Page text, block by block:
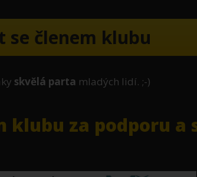
se členem klubu
skvělá parta mladých lidí. ;-)
klubu za podporu a